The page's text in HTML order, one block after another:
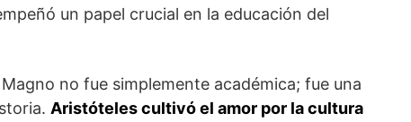
un papel crucial en la educación del
no fue simplemente académica; fue una
Aristóteles cultivó el amor por la cultura